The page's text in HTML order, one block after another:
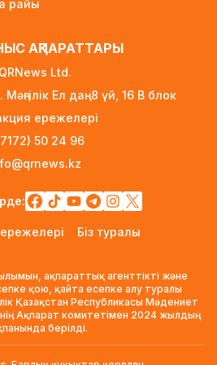
құрамасына жаңа бас
екі қызметкері жұмыс
автоматты түрде
көлік әкелуге қойылатын
сенім жоғалды, бойкот
райы
АҚПАРАТТАРЫ
QRNews Ltd.
Ел даң. 8 үй, 16 B блок
ережелері
50 24 96
Біз туралы
ақпараттық агенттікті және
қою, қайта есепке алу туралы
Қазақстан Республикасы Мәдениет
Ақпарат комитетімен 2024 жылдың
берілді.